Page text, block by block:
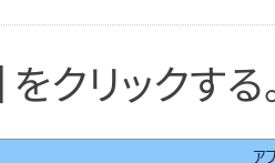
をクリックする